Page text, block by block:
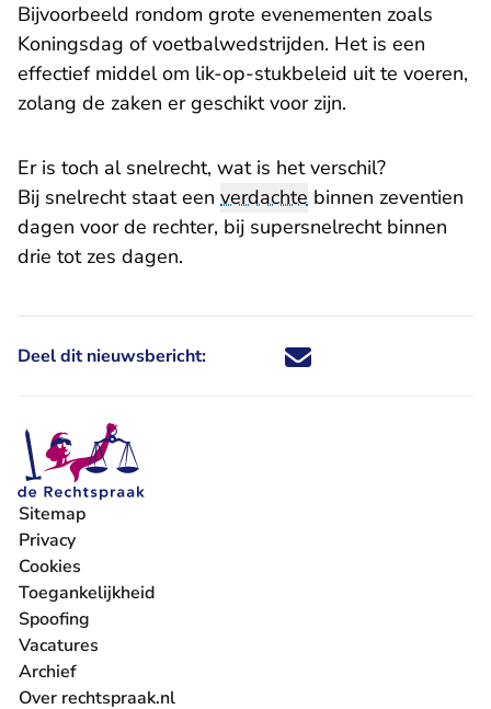
Bijvoorbeeld rondom grote evenementen zoals
Koningsdag of voetbalwedstrijden. Het is een
effectief middel om lik-op-stukbeleid uit te voeren,
zolang de zaken er geschikt voor zijn.
Er is toch al snelrecht, wat is het verschil?
Bij snelrecht staat een verdachte binnen zeventien
dagen voor de rechter, bij supersnelrecht binnen
drie tot zes dagen.
Deel dit nieuwsbericht: Deel dit nieuwsbericht via X -
Deel dit nieuwsbericht via
Deel dit nieuwsbericht
Deel dit
Sitemap
Privacy
Cookies
Toegankelijkheid
Spoofing
Vacatures
- U verlaat Rechtspraak.nl
Archief
Over rechtspraak.nl